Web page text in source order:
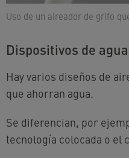
Uso de un aireador de grifo
Dispositivos de
Hay varios diseños de
que ahorran agua.
Se diferencian, por
tecnología colocada o el